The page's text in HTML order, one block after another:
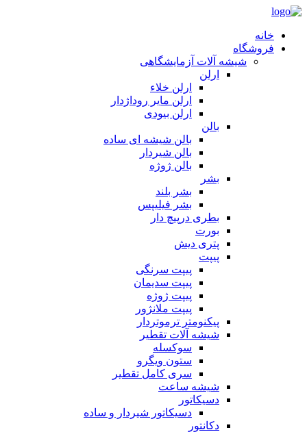
خانه
فروشگاه
شیشه آلات آزمایشگاهی
ارلن
ارلن خلاء
ارلن مایر روداژدار
ارلن بیودی
بالن
بالن شیشه ای ساده
بالن شیردار
بالن ژوژه
بشر
بشر بلند
بشر فیلیپس
بطری درپیچ دار
بورت
پتری دیش
پیپت
پیپت سرنگی
پیپت سدیمان
پیپت ژوژه
پیپت ملانژور
پیکنومتر ترموتردار
شیشه آلات تقطیر
سوکسله
ستون ویگرو
سری کامل تقطیر
شیشه ساعت
دسیکاتور
دسیکاتور شیردار و ساده
دکانتور